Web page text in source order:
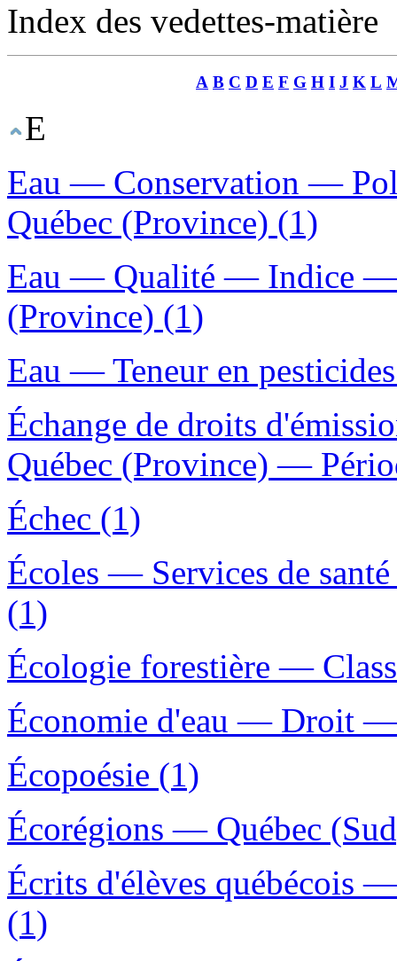
Index des vedettes-matière
A B C D E F G H I J K L
E
Eau — Conservation —
Québec (Province) (1)
Eau — Qualité — Indice —
(Province) (1)
Eau — Teneur en
Échange de droits
Québec (Province) —
Échec (1)
Écoles — Services de
(1)
Écologie forestière —
Économie d'eau — Droit —
Écopoésie (1)
Écorégions — Québec
Écrits d'élèves québécois
(1)